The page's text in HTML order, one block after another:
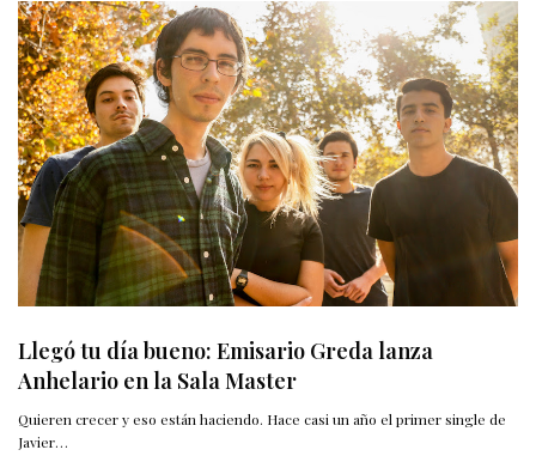
Llegó tu día bueno: Emisario Greda lanza
Anhelario en la Sala Master
Quieren crecer y eso están haciendo. Hace casi un año el primer single de
Javier…